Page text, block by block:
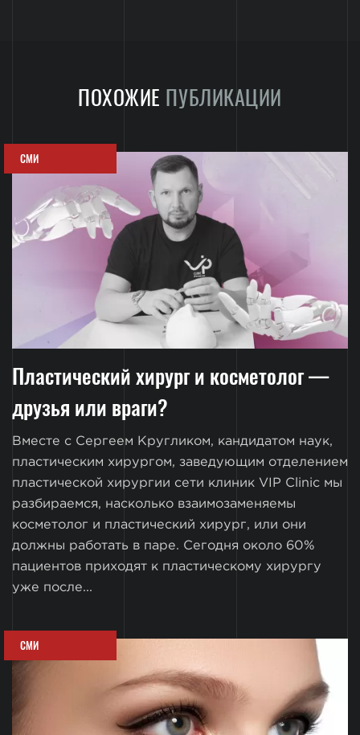
ПОХОЖИЕ ПУБЛИКАЦИИ
СМИ
Пластический хирург и косметолог —
друзья или враги?
Вместе с Сергеем Кругликом, кандидатом наук,
пластическим хирургом, заведующим отделением
пластической хирургии сети клиник VIP Clinic мы
разбираемся, насколько взаимозаменяемы
косметолог и пластический хирург, или они
должны работать в паре. Сегодня около 60%
пациентов приходят к пластическому хирургу
уже после...
СМИ